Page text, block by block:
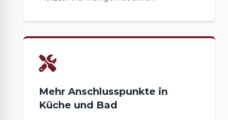
Mehr Anschlusspunkte in
Küche und Bad